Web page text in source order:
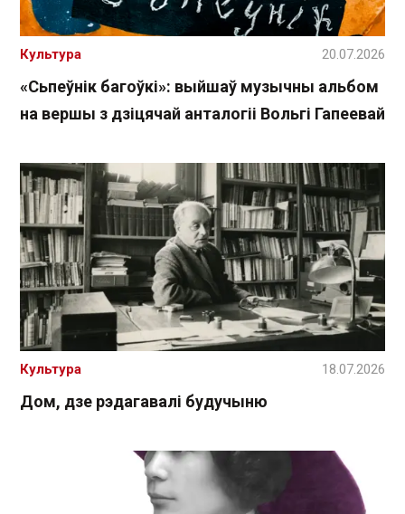
«Сьпеўнік багоўкі»: выйшаў музычны альбом
на вершы з дзіцячай анталогіі Вольгі Гапеевай
Культура 20.07.2026
Дом, дзе рэдагавалі будучыню
Культура 18.07.2026